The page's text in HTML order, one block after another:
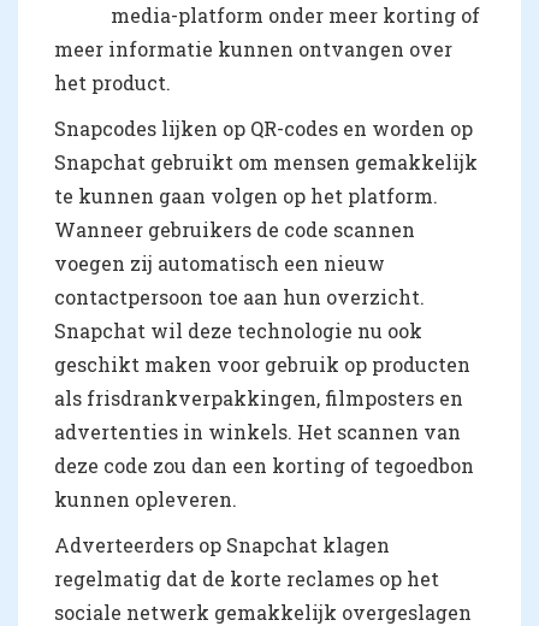
media-platform onder meer korting of
meer informatie kunnen ontvangen over
het product.
Snapcodes lijken op QR-codes en worden op
Snapchat gebruikt om mensen gemakkelijk
te kunnen gaan volgen op het platform.
Wanneer gebruikers de code scannen
voegen zij automatisch een nieuw
contactpersoon toe aan hun overzicht.
Snapchat wil deze technologie nu ook
geschikt maken voor gebruik op producten
als frisdrankverpakkingen, filmposters en
advertenties in winkels. Het scannen van
deze code zou dan een korting of tegoedbon
kunnen opleveren.
Adverteerders op Snapchat klagen
regelmatig dat de korte reclames op het
sociale netwerk gemakkelijk overgeslagen